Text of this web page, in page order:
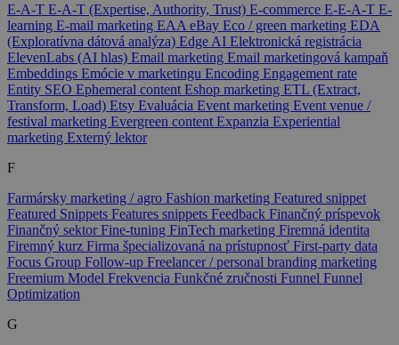
E-A-T E-A-T (Expertise, Authority, Trust) E-commerce E-E-A-T E-
learning E-mail marketing EAA eBay Eco / green marketing EDA
(Exploratívna dátová analýza) Edge AI Elektronická registrácia
ElevenLabs (AI hlas) Email marketing Email marketingová kampaň
Embeddings Emócie v marketingu Encoding Engagement rate
Entity SEO Ephemeral content Eshop marketing ETL (Extract,
Transform, Load) Etsy Evaluácia Event marketing Event venue /
festival marketing Evergreen content Expanzia Experiential
marketing Externý lektor
F
Farmársky marketing / agro Fashion marketing Featured snippet
Featured Snippets Features snippets Feedback Finančný príspevok
Finančný sektorFine-tuning FinTech marketing Firemná identita
Firemný kurz Firma špecializovaná na prístupnosť First-party data
Focus Group Follow-up Freelancer / personal branding marketing
Freemium Model Frekvencia Funkčné zručnosti Funnel Funnel
Optimization
G